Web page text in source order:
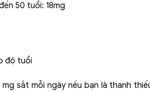
50 tuổi: 18mg
độ tuổi
sắt mỗi ngày nếu bạn là thanh